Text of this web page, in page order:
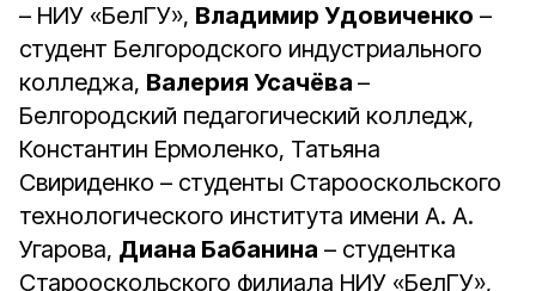
– НИУ «БелГУ», Владимир Удовиченко –
студент Белгородского индустриального
колледжа, Валерия Усачёва –
Белгородский педагогический колледж,
Константин Ермоленко, Татьяна
Свириденко – студенты Старооскольского
технологического института имени А. А.
Угарова, Диана Бабанина – студентка
Старооскольского филиала НИУ «БелГУ»,